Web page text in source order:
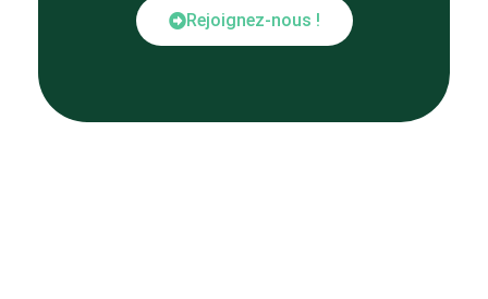
Rejoignez-nous !